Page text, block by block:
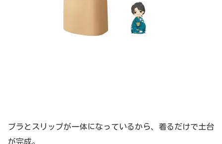
ブラとスリップが一体になっているから、 着るだけで土台
が完成。